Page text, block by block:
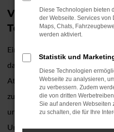
VW Golf
Topqualität für
Ein VW Golf Gebrauchtwagen
das gilt auch für München. Wir
Attraktivität, indem wir Ihnen
zusichern. Auto Köhler ist seit
und Kunden aus München und
Unternehmen schreibt
Diese Technologien bieten
der Webseite. Services von
Maps, Chats,
werden aktiviert.
Statistik und
Diese Technologien
Webseite zu analysieren,
zu verbessern. Zudem
die von dritten
Sie auf anderen Webseiten
zu schalten, die für Ihre